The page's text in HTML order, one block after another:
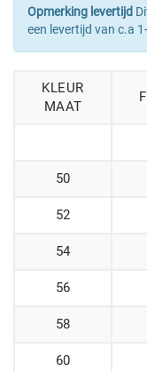
Opmerking levertijd
een levertijd van c.a
KLEUR
MAAT
50
52
54
56
58
60